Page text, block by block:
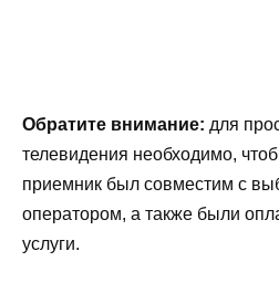
Обратите внимание: для
телевидения необходимо,
приемник был совместим с
оператором, а также были
услуги.